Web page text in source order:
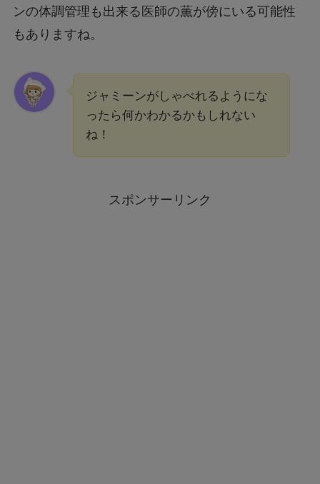
ンの体調管理も出来る医師の薫が傍にいる可能性
もありますね。
ジャミーンがしゃべれるようにな
ったら何かわかるかもしれない
ね！
スポンサーリンク